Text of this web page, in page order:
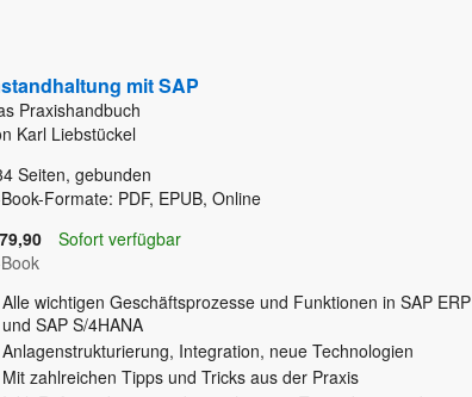
mit SAP
Praxishandbuch
Karl Liebstückel
Seiten, gebunden
Formate: PDF, EPUB, Online
Sofort verfügbar
Alle wichtigen Geschäftsprozesse und Funktionen in SAP ERP
und SAP S/4HANA
Anlagenstrukturierung, Integration, neue Technologien
Mit zahlreichen Tipps und Tricks aus der Praxis